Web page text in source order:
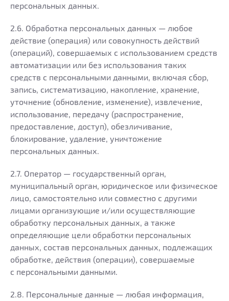
персональных данных.
2.6. Обработка персональных данных — любое
действие (операция) или совокупность действий
(операций), совершаемых с использованием средств
автоматизации или без использования таких
средств с персональными данными, включая сбор,
запись, систематизацию, накопление, хранение,
уточнение (обновление, изменение), извлечение,
использование, передачу (распространение,
предоставление, доступ), обезличивание,
блокирование, удаление, уничтожение
персональных данных.
2.7. Оператор — государственный орган,
муниципальный орган, юридическое или физическое
лицо, самостоятельно или совместно с другими
лицами организующие и/или осуществляющие
обработку персональных данных, а также
определяющие цели обработки персональных
данных, состав персональных данных, подлежащих
обработке, действия (операции), совершаемые
с персональными данными.
2.8. Персональные данные — любая информация,